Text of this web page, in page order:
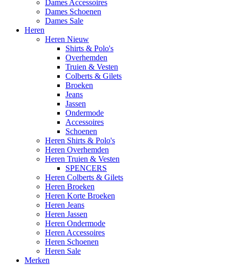
Dames Accessoires
Dames Schoenen
Dames Sale
Heren
Heren Nieuw
Shirts & Polo's
Overhemden
Truien & Vesten
Colberts & Gilets
Broeken
Jeans
Jassen
Ondermode
Accessoires
Schoenen
Heren Shirts & Polo's
Heren Overhemden
Heren Truien & Vesten
SPENCERS
Heren Colberts & Gilets
Heren Broeken
Heren Korte Broeken
Heren Jeans
Heren Jassen
Heren Ondermode
Heren Accessoires
Heren Schoenen
Heren Sale
Merken